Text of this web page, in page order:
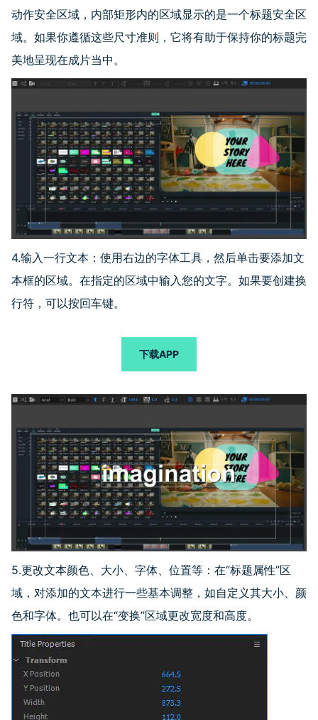
动作安全区域，内部矩形内的区域显示的是一个标题安全区
域。如果你遵循这些尺寸准则，它将有助于保持你的标题完
美地呈现在成片当中。
4.输入一行文本：使用右边的字体工具，然后单击要添加文
本框的区域。在指定的区域中输入您的文字。如果要创建换
行符，可以按回车键。
下载APP
5.更改文本颜色、大小、字体、位置等：在“标题属性”区
域，对添加的文本进行一些基本调整，如自定义其大小、颜
色和字体。也可以在“变换”区域更改宽度和高度。